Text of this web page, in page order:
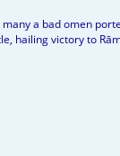
a bad omen
hailing victory to